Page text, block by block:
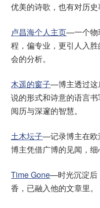
优美的诗歌，也有对历史
卢昌海个人主页—一个物
程，偏专业，更引人入
会的分析。
木遥的窗子—博主透过这
说的形式和诗意的语言
阅历与深邃的智慧。
土木坛子—记录博主在欧
博主凭借广博的见闻，细
Time Gone—时光沉淀后
香，已融入他的文章里。